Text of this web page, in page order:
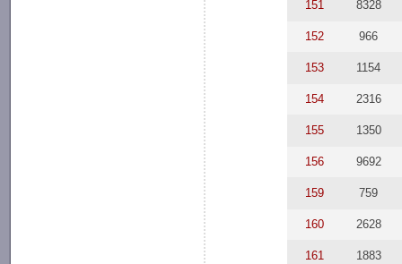
151 8328
152 966
153 1154
154 2316
155 1350
156 9692
159 759
160 2628
161 1883